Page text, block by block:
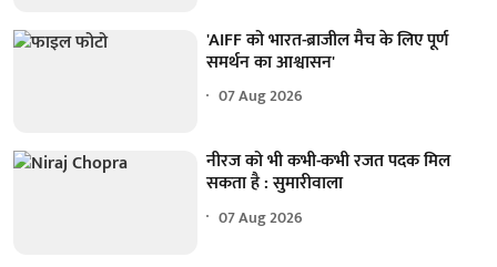
'AIFF को भारत-ब्राजील मैच के लिए पूर्ण
समर्थन का आश्वासन'
07 Aug 2026
नीरज को भी कभी-कभी रजत पदक मिल
सकता है : सुमारीवाला
07 Aug 2026